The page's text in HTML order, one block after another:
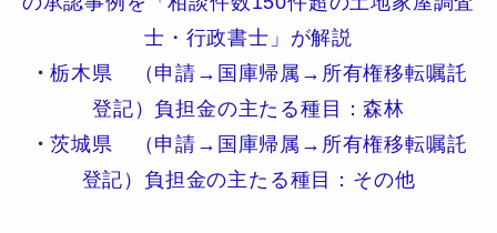
士・行政書士」が解説
・栃木県 （申請→国庫帰属→所有権移転嘱託
登記）負担金の主たる種目：森林
・茨城県 （申請→国庫帰属→所有権移転嘱託
登記）負担金の主たる種目：その他